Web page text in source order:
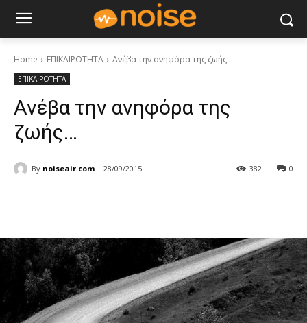
Home ΕΠΙΚΑΙΡΟΤΗΤΑ Ανέβα την ανηφόρα της ζωής...
ΕΠΙΚΑΙΡΟΤΗΤΑ
Ανέβα την ανηφόρα της
ζωής…
By noiseair.com 28/09/2015 0
382